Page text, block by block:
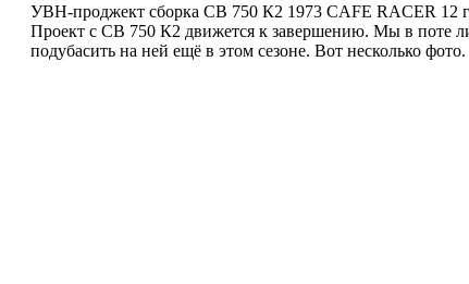
УВН-проджект сборка СВ 750 К2 1973 CAFE RACER 12
Проект с СВ 750 К2 движется к завершению. Мы в поте
подубасить на ней ещё в этом сезоне. Вот несколько фото.